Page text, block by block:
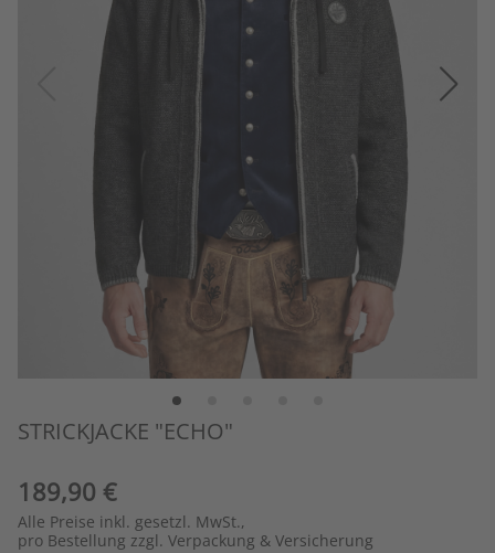
STRICKJACKE "ECHO"
189,90 €
Alle Preise inkl. gesetzl. MwSt.,
pro Bestellung zzgl. Verpackung & Versicherung